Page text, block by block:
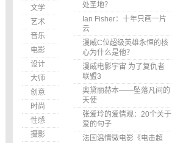
文学
艺术
音乐
电影
设计
大师
创意
时尚
性感
摄影
处圣地？
Ian Fisher：十年只画一片
云
漫威C位超级英雄永恒的核
心为什么是他？
漫威电影宇宙 为了复仇者
联盟3
奥黛丽赫本——坠落凡间的
天使
张爱玲的爱情观：20个关于
爱的句子
法国温情微电影《电击超